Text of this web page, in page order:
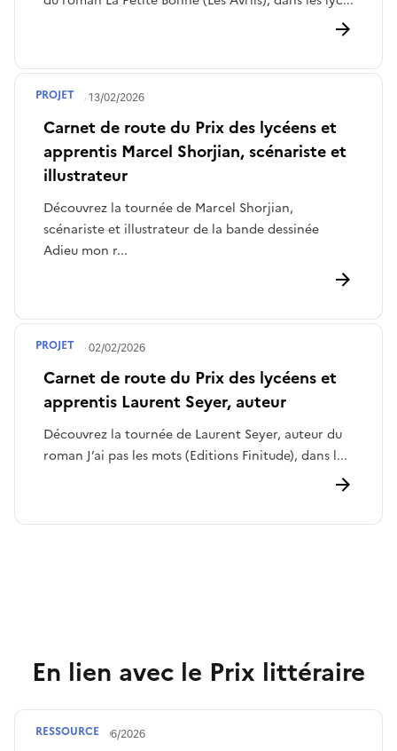
Carnet de route du Prix des lycéens et
apprentis Marcel Shorjian, scénariste et
illustrateur
Découvrez la tournée de Marcel Shorjian,
scénariste et illustrateur de la bande dessinée
Adieu mon r...
Publié le13/02/2026
PROJET
Carnet de route du Prix des lycéens et
apprentis Laurent Seyer, auteur
Découvrez la tournée de Laurent Seyer, auteur du
roman J’ai pas les mots (Editions Finitude), dans l...
Publié le02/02/2026
PROJET
En lien avec le Prix littéraire
Publié le30/06/2026
RESSOURCE